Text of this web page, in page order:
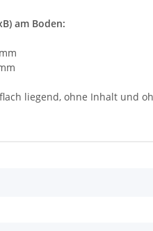
am Boden:
liegend, ohne Inhalt und